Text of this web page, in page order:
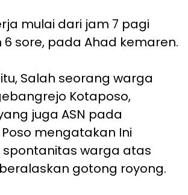
mulai dari jam 7 pagi
sore, pada Ahad kemaren.
Salah seorang warga
Kotaposo,
juga ASN pada
mengatakan Ini
warga atas
gotong royong.